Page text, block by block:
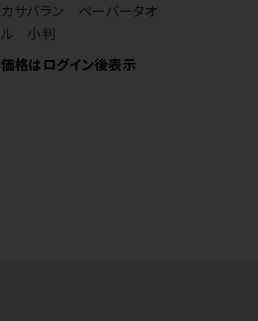
カサバラン ペーパータオ
ル 小判
価格はログイン後表示